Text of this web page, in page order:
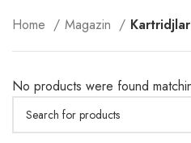
Home Magazin Kartridjlar
No products were found